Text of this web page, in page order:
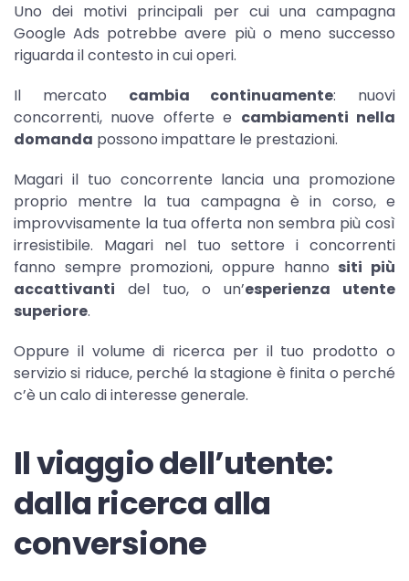
Uno dei motivi principali per cui una campagna
Google Ads potrebbe avere più o meno successo
riguarda il contesto in cui operi.
Il mercato cambia continuamente: nuovi
concorrenti, nuove offerte e cambiamenti nella
domanda possono impattare le prestazioni.
Magari il tuo concorrente lancia una promozione
proprio mentre la tua campagna è in corso, e
improvvisamente la tua offerta non sembra più così
irresistibile. Magari nel tuo settore i concorrenti
fanno sempre promozioni, oppure hanno siti più
accattivanti del tuo, o un’esperienza utente
superiore.
Oppure il volume di ricerca per il tuo prodotto o
servizio si riduce, perché la stagione è finita o perché
c’è un calo di interesse generale.
Il viaggio dell’utente:
dalla ricerca alla
conversione